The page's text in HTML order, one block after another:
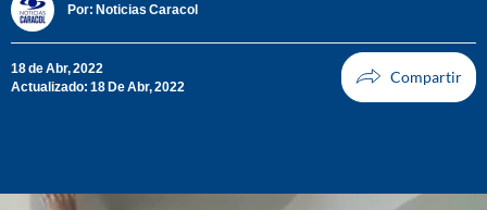
Por: Noticias Caracol
18 de Abr, 2022
Actualizado: 18 De Abr, 2022